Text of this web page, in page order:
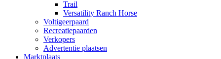
Trail
Versatility Ranch Horse
Voltigeerpaard
Recreatiepaarden
Verkopers
Advertentie plaatsen
Marktplaats